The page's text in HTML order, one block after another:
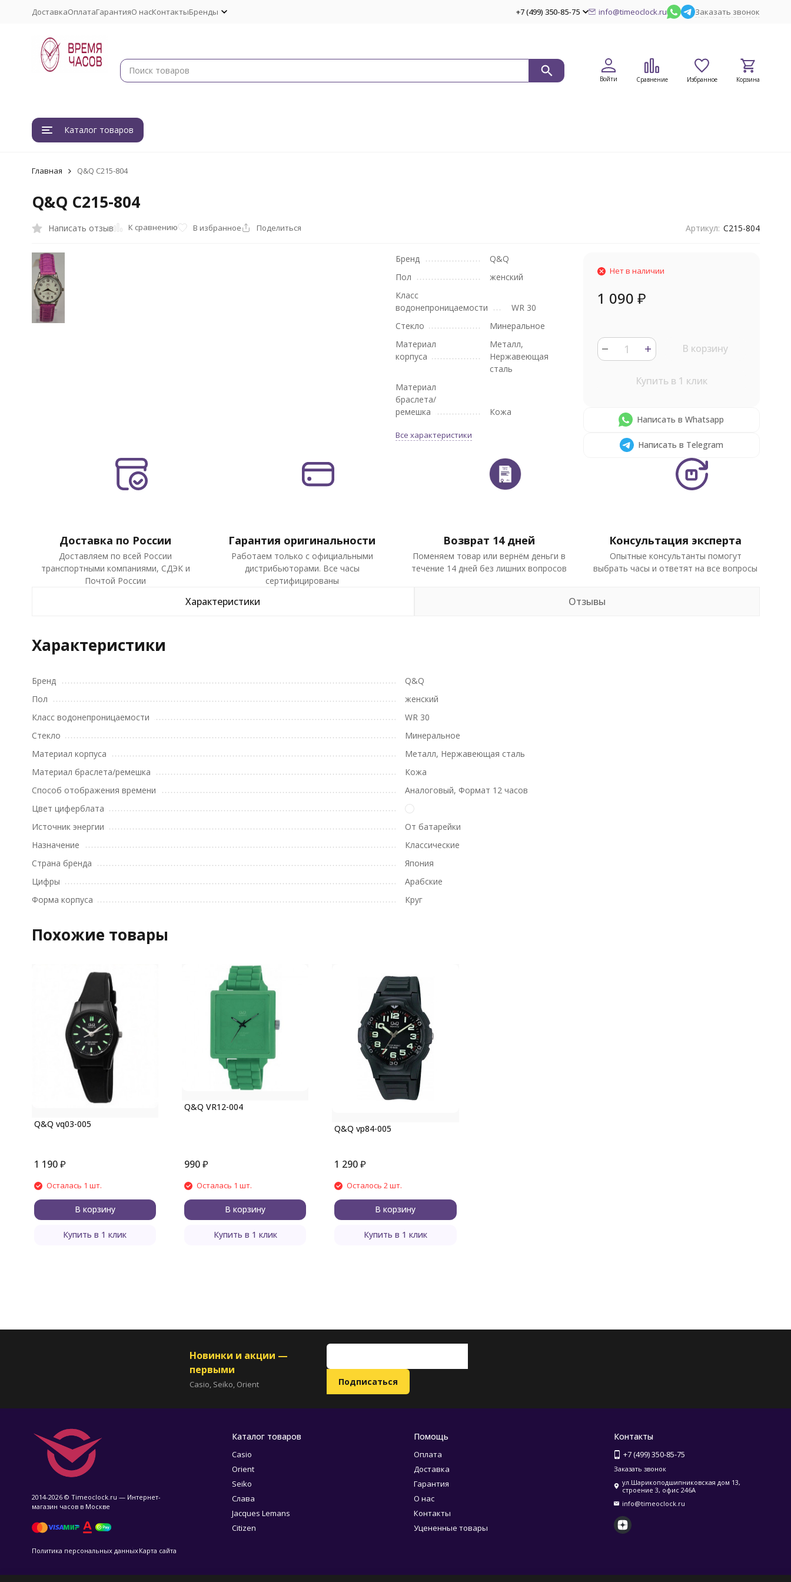
ДоставкаОплатаГарантияО насКонтактыБренды +7 (499) 350-85-75 info@timeoclock.ru Заказать звонок
Войти Сравнение Избранное Корзина
Каталог товаров
Главная Q&Q C215-804
Q&Q C215-804
Написать отзыв К сравнению В избранное Поделиться Артикул: C215-804
Бренд
Q&Q
Пол
женский
Класс
водонепроницаемости
WR 30
Стекло
Минеральное
Материал
корпуса
Металл,
Нержавеющая
сталь
Материал
браслета/
ремешка
Кожа
Все характеристики
Нет в наличии
1 090 ₽
В корзину
Купить в 1 клик
Написать в Whatsapp
Написать в Telegram
Доставка по России
Доставляем по всей России
транспортными компаниями, СДЭК и
Почтой России
Гарантия оригинальности
Работаем только с официальными
дистрибьюторами. Все часы
сертифицированы
Возврат 14 дней
Поменяем товар или вернём деньги в
течение 14 дней без лишних вопросов
Консультация эксперта
Опытные консультанты помогут
выбрать часы и ответят на все вопросы
Характеристики Отзывы
Характеристики
Бренд
Q&Q
Пол
женский
Класс водонепроницаемости
WR 30
Стекло
Минеральное
Материал корпуса
Металл, Нержавеющая сталь
Материал браслета/ремешка
Кожа
Способ отображения времени
Аналоговый, Формат 12 часов
Цвет циферблата
Источник энергии
От батарейки
Назначение
Классические
Страна бренда
Япония
Цифры
Арабские
Форма корпуса
Круг
Похожие товары
Q&Q vq03-005
1 190 ₽
Осталась 1 шт.
В корзину
Купить в 1 клик
Q&Q VR12-004
990₽
Осталась 1 шт.
В корзину
Купить в 1 клик
Q&Q vp84-005
1 290₽
Осталось 2 шт.
В корзину
Купить в 1 клик
Новинки и акции —
первыми
Casio, Seiko, Orient
2014-2026 © Timeoclock.ru — Интернет-
магазин часов в Москве
Политика персональных данныхКарта сайта
Каталог товаров
Casio
Orient
Seiko
Слава
Jacques Lemans
Citizen
Помощь
Оплата
Доставка
Гарантия
О нас
Контакты
Уцененные товары
Контакты
+7 (499) 350-85-75
Заказать звонок
ул.Шарикоподшипниковская дом 13,
строение 3, офис 246А
info@timeoclock.ru